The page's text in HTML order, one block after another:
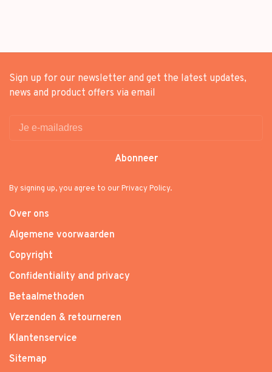
Sign up for our newsletter and get the latest updates,
news and product offers via email
Abonneer
By signing up, you agree to our Privacy Policy.
Over ons
Algemene voorwaarden
Copyright
Confidentiality and privacy
Betaalmethoden
Verzenden & retourneren
Klantenservice
Sitemap